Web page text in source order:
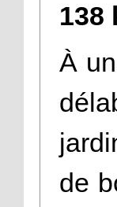
138
À
de